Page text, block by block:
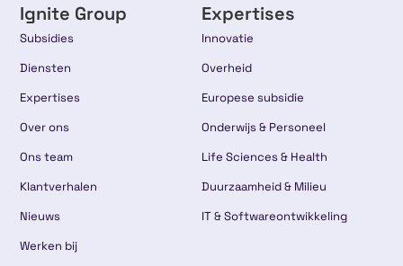
Ignite Group
Subsidies
Diensten
Expertises
Over ons
Ons team
Klantverhalen
Nieuws
Werken bij
Expertises
Innovatie
Overheid
Europese subsidie
Onderwijs & Personeel
Life Sciences & Health
Duurzaamheid & Milieu
IT & Softwareontwikkeling